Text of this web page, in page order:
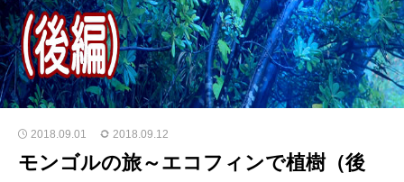
2018.09.01 2018.09.12
モンゴルの旅～エコフィンで植樹（後